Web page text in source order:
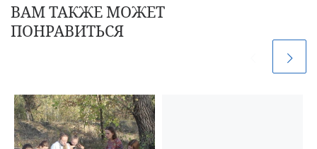
ВАМ ТАКЖЕ МОЖЕТ
ПОНРАВИТЬСЯ